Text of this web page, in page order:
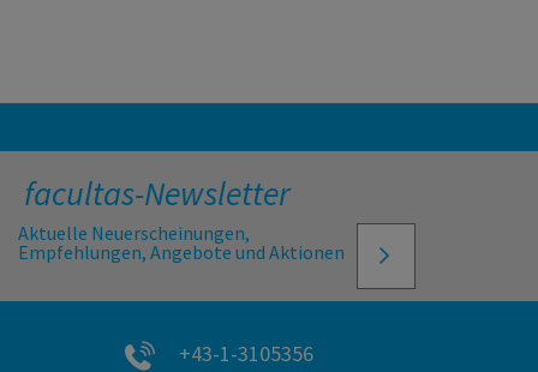
facultas-Newsletter
Aktuelle Neuerscheinungen,
Empfehlungen, Angebote und Aktionen
+43-1-3105356